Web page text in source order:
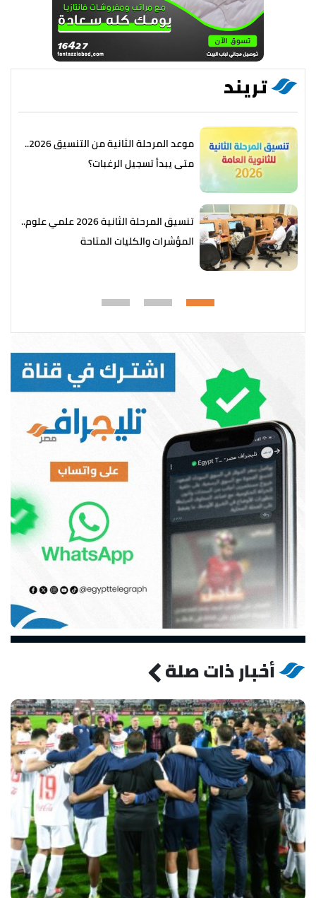
تريند
موعد المرحلة الثانية من التنسيق 2026..
متى يبدأ تسجيل الرغبات؟
تنسيق المرحلة الثانية 2026 علمي علوم..
المؤشرات والكليات المتاحة
أخبار ذات صلة